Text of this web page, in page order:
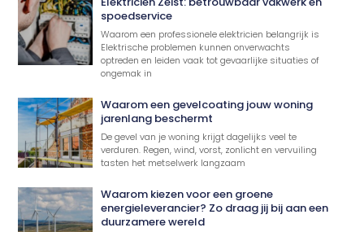
spoedservice
Waarom een professionele elektricien belangrijk is
Elektrische problemen kunnen onverwachts
optreden en leiden vaak tot gevaarlijke situaties of
ongemak in
Waarom een gevelcoating jouw woning
jarenlang beschermt
De gevel van je woning krijgt dagelijks veel te
verduren. Regen, wind, vorst, zonlicht en vervuiling
tasten het metselwerk langzaam
Waarom kiezen voor een groene
energieleverancier? Zo draag jij bij aan een
duurzamere wereld